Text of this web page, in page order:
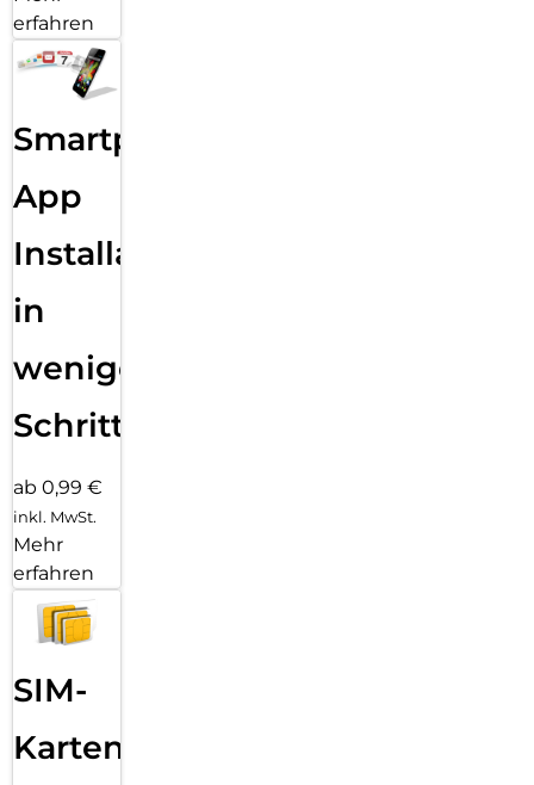
erfahren
Smartphone
App
Installation
in
wenigen
Schritten
ab 0,99 €
inkl. MwSt.
Mehr
erfahren
SIM-
Karten